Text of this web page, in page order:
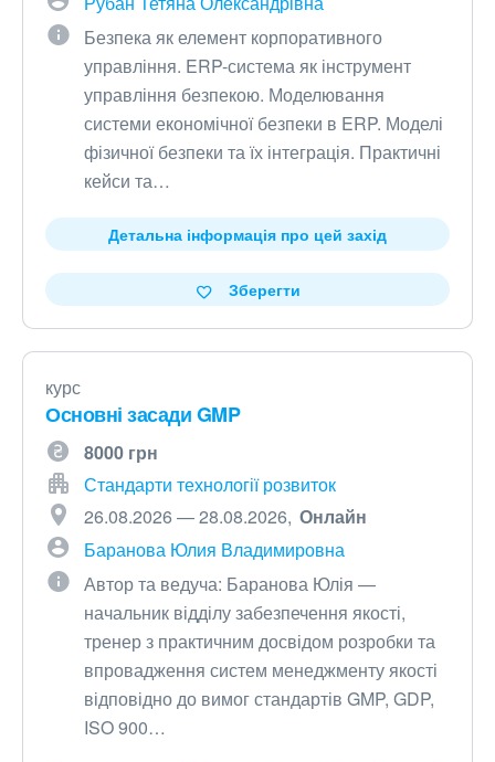
Безпека як елемент корпоративного
управління. ERP-система як інструмент
управління безпекою. Моделювання
системи економічної безпеки в ERP. Моделі
фізичної безпеки та їх інтеграція. Практичні
кейси та…
Детальна інформація про цей захід
Зберегти
курс
Основні засади GMP
8000 грн
Стандарти технології розвиток
26.08.2026 — 28.08.2026 Онлайн
Баранова Юлия Владимировна
Автор та ведуча: Баранова Юлія —
начальник відділу забезпечення якості,
тренер з практичним досвідом розробки та
впровадження систем менеджменту якості
відповідно до вимог стандартів GMP, GDP,
ISO 900…